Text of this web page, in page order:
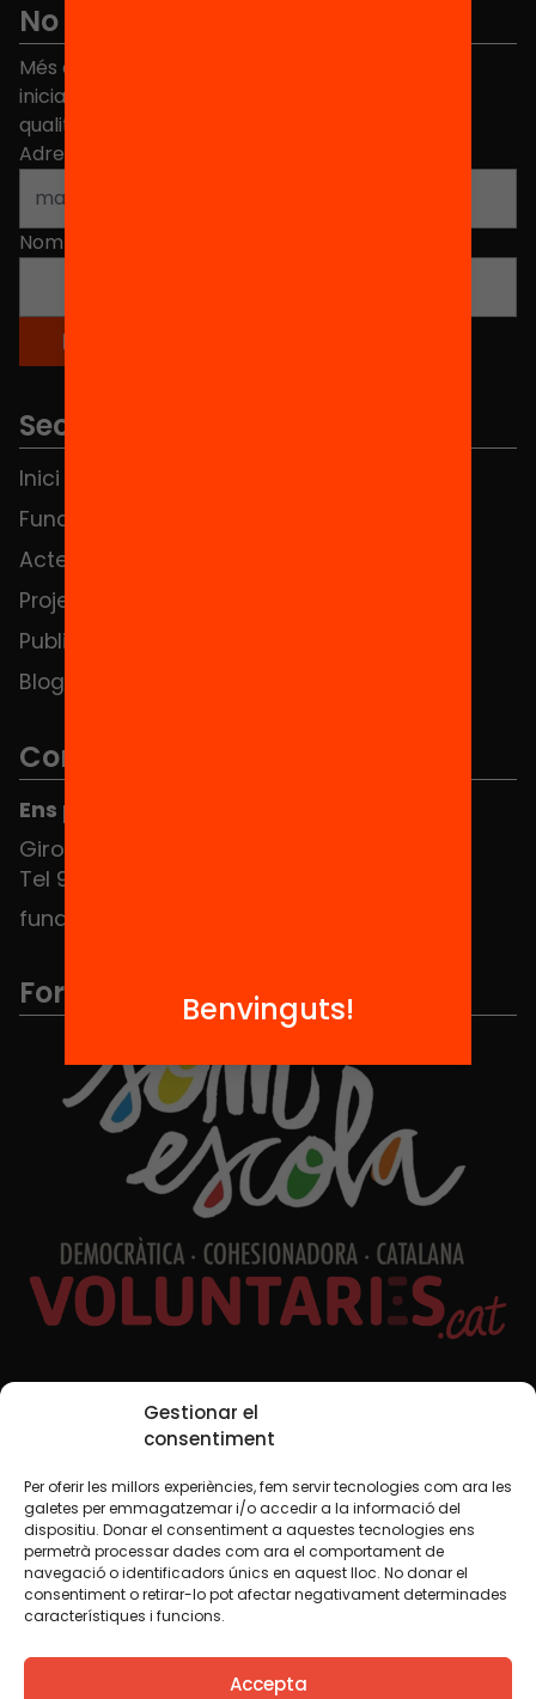
Gestionar el
consentiment
Per oferir les millors experiències, fem servir tecnologies com ara les
galetes per emmagatzemar i/o accedir a la informació del
dispositiu. Donar el consentiment a aquestes tecnologies ens
permetrà processar dades com ara el comportament de
navegació o identificadors únics en aquest lloc. No donar el
consentiment o retirar-lo pot afectar negativament determinades
característiques i funcions.
Accepta
No et perdis res
Més de 40.000 persones ja han triat Equitat. Rep
iniciatives, propostes i projectes per millorar la
qualitat de l'educació a Catalunya.
Adreça electrònica
Nom
Seccions
Inici
Fundació
Actes
Projectes
Publicacions i vídeos
Blog
Contacte
Ens pots trobar al Hub Social
Girona 34, interior 08010 Barcelona
Tel 934 588 700
fundacio@equitat.org
Formem part de...
Xarxes Socials
TWT YTB IG FB IN
Avís legalPolítica de cookies
Creiem que el coneixement s’ha de compartir. Per això
fem servir una llicència Creative Commons, llevat que en
Benvinguts!